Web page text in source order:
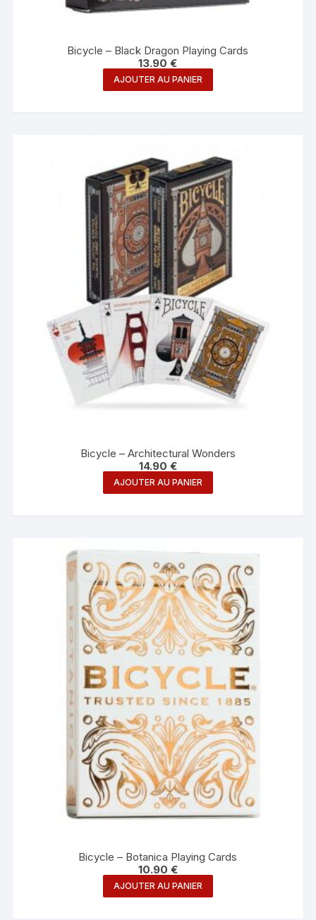
Bicycle – Black Dragon Playing Cards
13.90€
AJOUTER AU PANIER
Bicycle – Architectural Wonders
14.90 €
AJOUTER AU PANIER
Bicycle – Botanica Playing Cards
10.90 €
AJOUTER AU PANIER